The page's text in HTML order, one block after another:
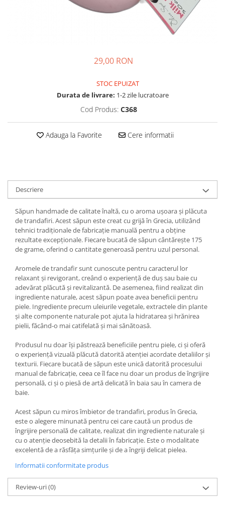
29,00 RON
STOC EPUIZAT
Durata de livrare: 1-2 zile lucratoare
Cod Produs: C368
Adauga la Favorite Cere informatii
Descriere
Săpun handmade de calitate înaltă, cu o aroma ușoara și plăcuta
de trandafiri. Acest săpun este creat cu grijă în Grecia, utilizând
tehnici tradiționale de fabricație manuală pentru a obține
rezultate excepționale. Fiecare bucată de săpun cântărește 175
de grame, oferind o cantitate generoasă pentru uzul personal.
Aromele de trandafir sunt cunoscute pentru caracterul lor
relaxant și revigorant, creând o experiență de duș sau baie cu
adevărat plăcută și revitalizantă. De asemenea, fiind realizat din
ingrediente naturale, acest săpun poate avea beneficii pentru
piele. Ingrediente precum uleiurile vegetale, extractele din plante
și alte componente naturale pot ajuta la hidratarea și hrănirea
pielii, făcând-o mai catifelată și mai sănătoasă.
Produsul nu doar își păstrează beneficiile pentru piele, ci și oferă
o experiență vizuală plăcută datorită atenției acordate detaliilor și
texturii. Fiecare bucată de săpun este unică datorită procesului
manual de fabricație, ceea ce îl face nu doar un produs de îngrijire
personală, ci și o piesă de artă delicată în baia sau în camera de
baie.
Acest săpun cu miros îmbietor de trandafiri, produs în Grecia,
este o alegere minunată pentru cei care caută un produs de
îngrijire personală de calitate, realizat din ingrediente naturale și
cu o atenție deosebită la detalii în fabricație. Este o modalitate
excelentă de a răsfăța simțurile și de a îngriji delicat pielea.
Informatii conformitate produs
Review-uri(0)